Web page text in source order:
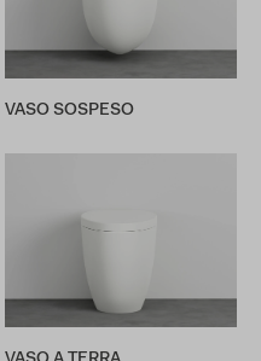
VASO SOSPESO